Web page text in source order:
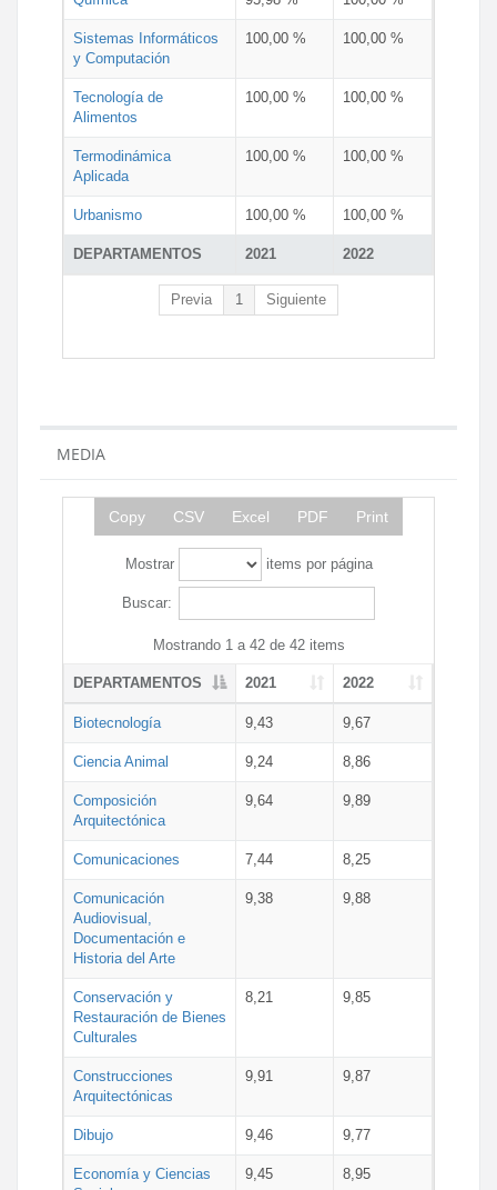
DEPARTAMENTOS 2021 2022
Sistemas Informáticos
y Computación
100,00 % 100,00 %
Tecnología de
Alimentos
100,00 % 100,00 %
Termodinámica
Aplicada
100,00 % 100,00 %
Urbanismo 100,00 % 100,00 %
Previa 1 Siguiente
MEDIA
Copy CSV Excel PDF Print
Mostrar items por página
Buscar:
Mostrando 1 a 42 de 42 items
DEPARTAMENTOS 2021 2022
Biotecnología 9,43 9,67
Ciencia Animal 9,24 8,86
Composición
Arquitectónica
9,64 9,89
Comunicaciones 7,44 8,25
Comunicación
Audiovisual,
Documentación e
Historia del Arte
9,38 9,88
Conservación y
Restauración de Bienes
Culturales
8,21 9,85
Construcciones
Arquitectónicas
9,91 9,87
Dibujo 9,46 9,77
Economía y Ciencias
9,45 8,95